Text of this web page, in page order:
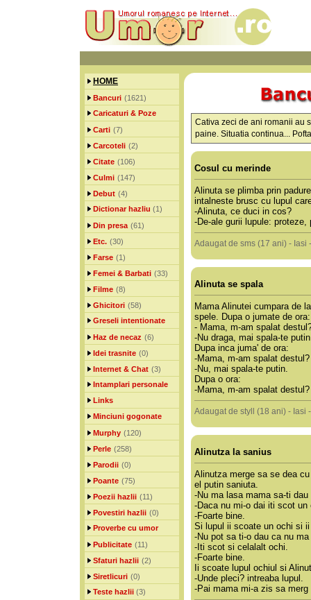
HOME
Bancuri (1621)
Caricaturi & Poze
Carti (7)
Carcoteli (2)
Citate (106)
Culmi (147)
Debut (4)
Dictionar hazliu (1)
Din presa (61)
Etc. (30)
Farse (1)
Femei & Barbati (33)
Filme (8)
Ghicitori (58)
Greseli intentionate
Haz de necaz (6)
Idei trasnite (0)
Internet & Chat (3)
Intamplari personale
Links
Minciuni gogonate
Murphy (120)
Perle (258)
Parodii (0)
Poante (75)
Poezii hazlii (11)
Povestiri hazlii (0)
Proverbe cu umor
Publicitate (11)
Sfaturi hazlii (2)
Siretlicuri (0)
Teste hazlii (3)
Cativa zeci de ani romanii au
paine. Situatia continua...
Cosul cu merinde
Alinuta se plimba prin
intalneste brusc cu lupul
-Alinuta, ce duci in cos?
-De-ale gurii lupule:
Adaugat de sms (17 ani) - Iasi
Alinuta se spala
Mama Alinutei cumpara de
spele. Dupa o jumate de ora:
- Mama, m-am spalat
-Nu draga, mai spala-te
Dupa inca juma' de ora:
-Mama, m-am spalat destul?
-Nu, mai spala-te putin.
Dupa o ora:
-Mama, m-am spalat
Adaugat de styll (18 ani) - Iasi
Alinutza la sanius
Alinutza merge sa se dea
el putin saniuta.
-Nu ma lasa mama sa-ti dau
-Daca nu mi-o dai iti scot un
-Foarte bine.
Si lupul ii scoate un ochi si
-Nu pot sa ti-o dau ca nu
-Iti scot si celalalt ochi.
-Foarte bine.
Ii scoate lupul ochiul si
-Unde pleci? intreaba lupul.
-Pai mama mi-a zis sa